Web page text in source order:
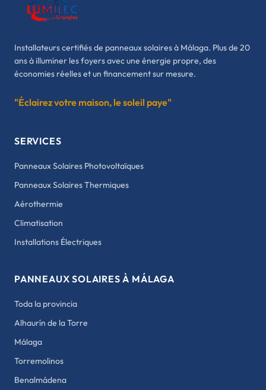
Installateurs certifiés de panneaux solaires à Málaga. Plus de 20
ans à illuminer les foyers avec une énergie propre, des
économies réelles et un financement sur mesure.
"Éclairez votre maison, le soleil paye"
SERVICES
Panneaux Solaires Photovoltaïques
Panneaux Solaires Thermiques
Aérothermie
Climatisation
Installations Électriques
PANNEAUX SOLAIRES À MÁLAGA
Toda la provincia
Alhaurín de la Torre
Málaga
Torremolinos
Benalmádena